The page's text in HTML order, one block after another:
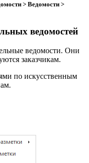
> Ведомости >
ведомостей
ведомости. Они
заказчикам.
по искусственным